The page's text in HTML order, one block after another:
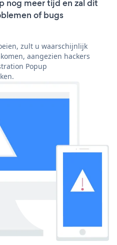
nog meer tijd en zal dit
of bugs
zult u waarschijnlijk
aangezien hackers
Popup